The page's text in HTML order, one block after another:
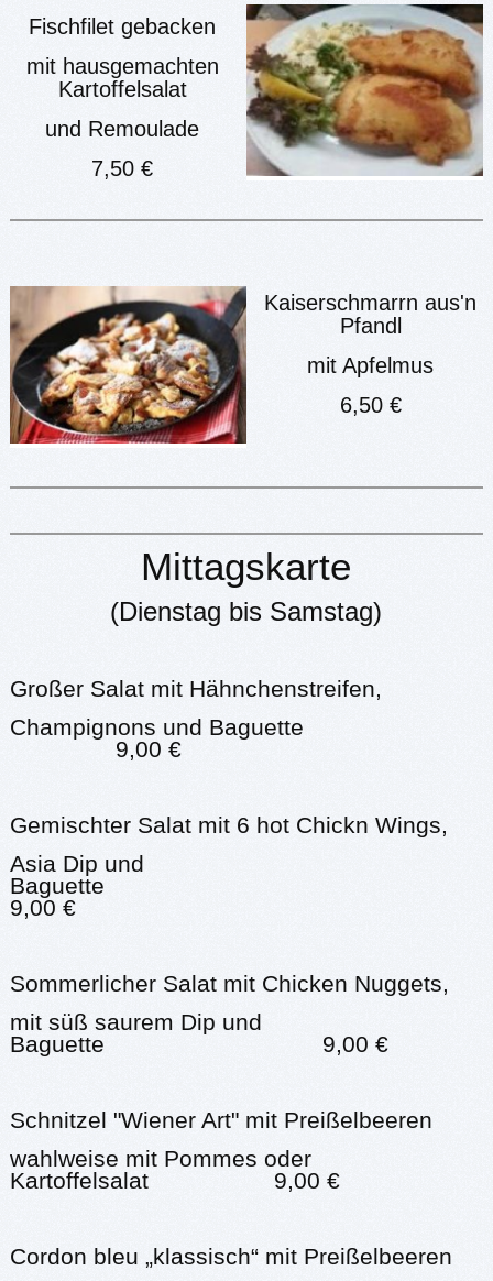
Fischfilet gebacken
mit hausgemachten
Kartoffelsalat
und Remoulade
7,50 €
Kaiserschmarrn aus'n
Pfandl
mit Apfelmus
6,50 €
Mittagskarte
(Dienstag bis Samstag)
Großer Salat mit Hähnchenstreifen,
Champignons und Baguette
9,00 €
Gemischter Salat mit 6 hot Chickn Wings,
Asia Dip und
Baguette
9,00 €
Sommerlicher Salat mit Chicken Nuggets,
mit süß saurem Dip und
Baguette 9,00 €
Schnitzel "Wiener Art" mit Preißelbeeren
wahlweise mit Pommes oder
Kartoffelsalat 9,00 €
Cordon bleu „klassisch“ mit Preißelbeeren